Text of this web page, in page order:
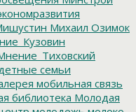
Михаил Озимок
семьи
мобильная связь
библиотека Молодая